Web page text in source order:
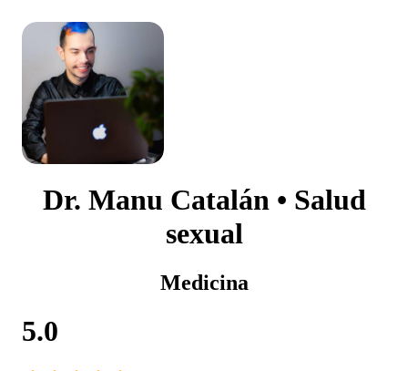
Dr. Manu Catalán • Salud
sexual
Medicina
5.0